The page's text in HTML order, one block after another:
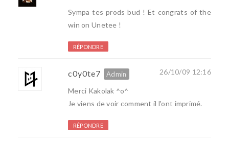
Sympa tes prods bud ! Et congrats of the
win on Unetee !
RÉPONDRE
c0y0te7 26/10/09 12:16
Merci Kakolak ^o^
Je viens de voir comment il l'ont imprimé.
RÉPONDRE